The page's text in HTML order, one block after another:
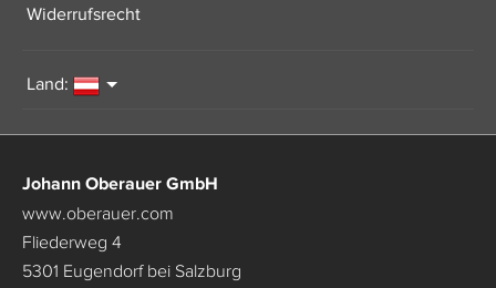
Widerrufsrecht
Land:
Johann Oberauer GmbH
www.oberauer.com
Fliederweg 4
5301 Eugendorf bei Salzburg